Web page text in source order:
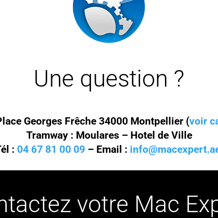
Une question ?
Georges Frêche 34000 Montpellier (voir
Tramway : Moulares – Hotel de Ville
: 04 67 81 00 09 – Email :
votre Mac